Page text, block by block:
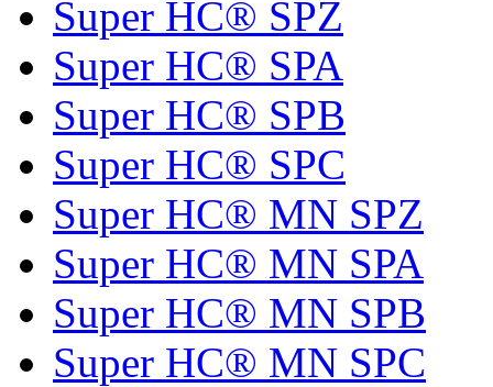
Super HC® SPZ
Super HC® SPA
Super HC® SPB
Super HC® SPC
Super HC® MN SPZ
Super HC® MN SPA
Super HC® MN SPB
Super HC® MN SPC